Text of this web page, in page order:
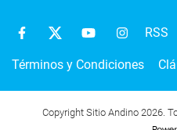
RSS
Términos y Condiciones
Copyright Sitio Andino 2026.